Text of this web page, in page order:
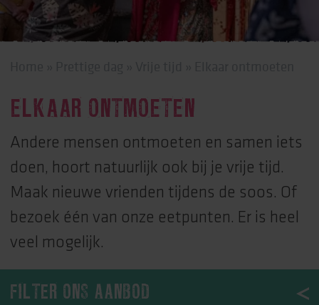
ELKAAR ONTMOETEN
Andere mensen ontmoeten en samen iets
doen, hoort natuurlijk ook bij je vrije tijd.
Maak nieuwe vrienden tijdens de soos. Of
bezoek één van onze eetpunten. Er is heel
veel mogelijk.
FILTER ONS AANBOD